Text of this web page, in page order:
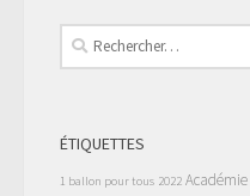
Rechercher :
ÉTIQUETTES
1 ballon pour tous 2022 Académie